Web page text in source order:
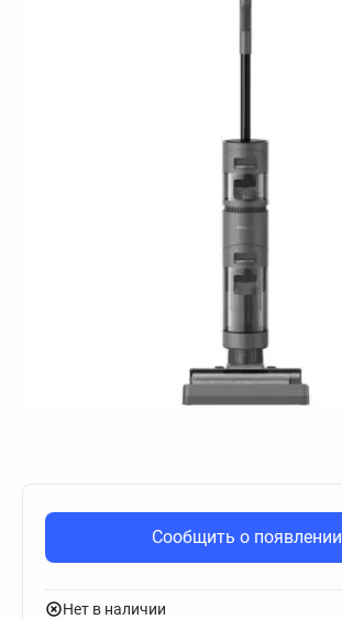
Сообщить о появлении
Нет в наличии